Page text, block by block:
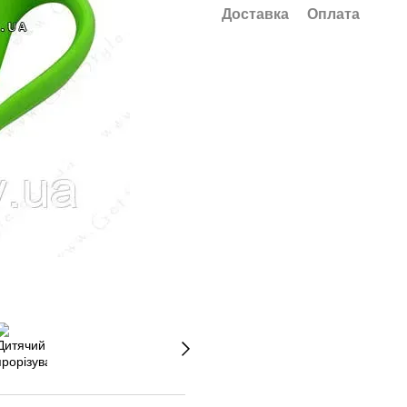
Доставка Оплата